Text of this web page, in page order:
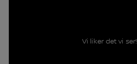
Vi liker det vi ser!